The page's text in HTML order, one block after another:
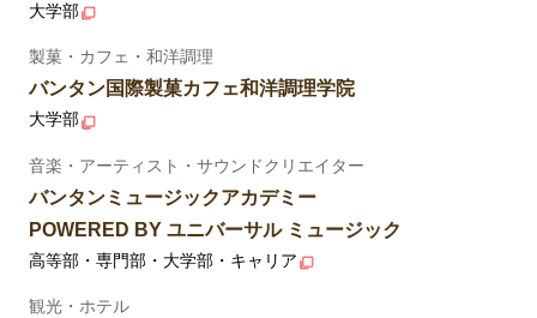
大学部
製菓・カフェ・和洋調理
バンタン国際製菓カフェ和洋調理学院
大学部
音楽・アーティスト・サウンドクリエイター
バンタンミュージックアカデミー
POWERED BY ユニバーサル ミュージック
高等部・専門部・大学部・キャリア
観光・ホテル